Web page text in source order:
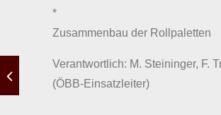
*
Zusammenbau der Rollpaletten
Verantwortlich: M. Steininger, F.
(ÖBB-Einsatzleiter)